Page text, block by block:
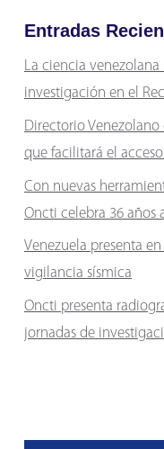
Entradas
La ciencia
investigación en el
Directorio Venezolano
que facilitará el
Con nuevas
Oncti celebra 36 años
Venezuela presenta
vigilancia sísmica
Oncti presenta
jornadas de